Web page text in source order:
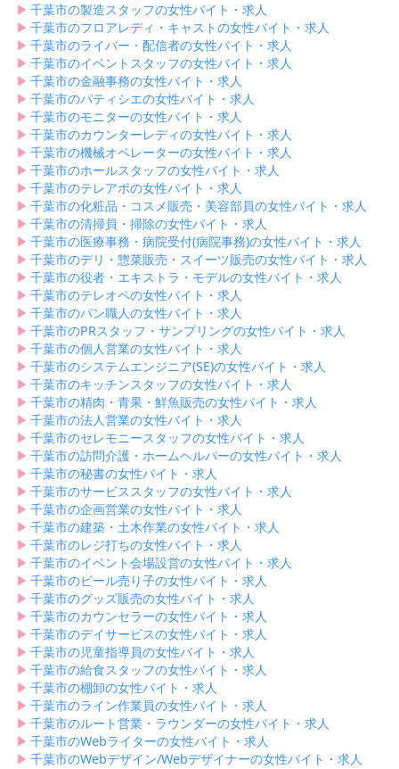
▶︎ 千葉市の製造スタッフの女性バイト・求人
▶︎ 千葉市のフロアレディ・キャストの女性バイト・求人
▶︎ 千葉市のライバー・配信者の女性バイト・求人
▶︎ 千葉市のイベントスタッフの女性バイト・求人
▶︎ 千葉市の金融事務の女性バイト・求人
▶︎ 千葉市のパティシエの女性バイト・求人
▶︎ 千葉市のモニターの女性バイト・求人
▶︎ 千葉市のカウンターレディの女性バイト・求人
▶︎ 千葉市の機械オペレーターの女性バイト・求人
▶︎ 千葉市のホールスタッフの女性バイト・求人
▶︎ 千葉市のテレアポの女性バイト・求人
▶︎ 千葉市の化粧品・コスメ販売・美容部員の女性バイト・求人
▶︎ 千葉市の清掃員・掃除の女性バイト・求人
▶︎ 千葉市の医療事務・病院受付(病院事務)の女性バイト・求人
▶︎ 千葉市のデリ・惣菜販売・スイーツ販売の女性バイト・求人
▶︎ 千葉市の役者・エキストラ・モデルの女性バイト・求人
▶︎ 千葉市のテレオペの女性バイト・求人
▶︎ 千葉市のパン職人の女性バイト・求人
▶︎ 千葉市のPRスタッフ・サンプリングの女性バイト・求人
▶︎ 千葉市の個人営業の女性バイト・求人
▶︎ 千葉市のシステムエンジニア(SE)の女性バイト・求人
▶︎ 千葉市のキッチンスタッフの女性バイト・求人
▶︎ 千葉市の精肉・青果・鮮魚販売の女性バイト・求人
▶︎ 千葉市の法人営業の女性バイト・求人
▶︎ 千葉市のセレモニースタッフの女性バイト・求人
▶︎ 千葉市の訪問介護・ホームヘルパーの女性バイト・求人
▶︎ 千葉市の秘書の女性バイト・求人
▶︎ 千葉市のサービススタッフの女性バイト・求人
▶︎ 千葉市の企画営業の女性バイト・求人
▶︎ 千葉市の建築・土木作業の女性バイト・求人
▶︎ 千葉市のレジ打ちの女性バイト・求人
▶︎ 千葉市のイベント会場設営の女性バイト・求人
▶︎ 千葉市のビール売り子の女性バイト・求人
▶︎ 千葉市のグッズ販売の女性バイト・求人
▶︎ 千葉市のカウンセラーの女性バイト・求人
▶︎ 千葉市のデイサービスの女性バイト・求人
▶︎ 千葉市の児童指導員の女性バイト・求人
▶︎ 千葉市の給食スタッフの女性バイト・求人
▶︎ 千葉市の棚卸の女性バイト・求人
▶︎ 千葉市のライン作業員の女性バイト・求人
▶︎ 千葉市のルート営業・ラウンダーの女性バイト・求人
▶︎ 千葉市のWebライターの女性バイト・求人
▶︎ 千葉市のWebデザイン/Webデザイナーの女性バイト・求人